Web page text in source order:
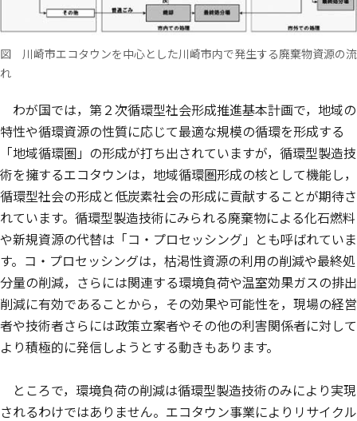
図 川崎市エコタウンを中心とした川崎市内で発生する廃棄物資源の流
れ
わが国では，第２次循環型社会形成推進基本計画で，地域の
特性や循環資源の性質に応じて最適な規模の循環を形成する
「地域循環圏」の形成が打ち出されていますが，循環型製造技
術を擁するエコタウンは，地域循環圏形成の核として機能し，
循環型社会の形成と低炭素社会の形成に貢献することが期待さ
れています。循環型製造技術にみられる廃棄物による化石燃料
や新規資源の代替は「コ・プロセッシング」とも呼ばれていま
す。コ・プロセッシングは，枯渇性資源の利用の削減や最終処
分量の削減，さらには関連する環境負荷や温室効果ガスの排出
削減に有効であることから，その効果や可能性を，現場の経営
者や技術者さらには政策立案者やその他の利害関係者に対して
より積極的に発信しようとする動きもあります。
ところで，環境負荷の削減は循環型製造技術のみにより実現
されるわけではありません。エコタウン事業によりリサイクル